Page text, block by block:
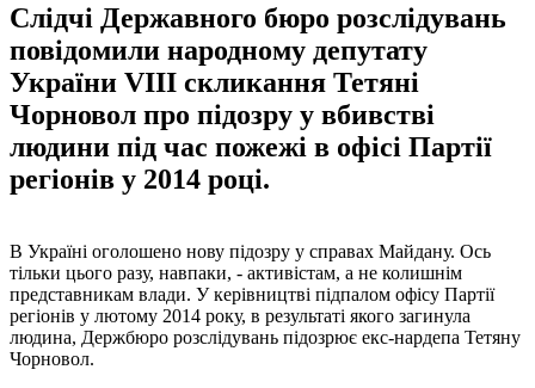
Слідчі Державного бюро розслідувань
повідомили народному депутату
України VIII скликання Тетяні
Чорновол про підозру у вбивстві
людини під час пожежі в офісі Партії
регіонів у 2014 році.
В Україні оголошено нову підозру у справах Майдану. Ось
тільки цього разу, навпаки, - активістам, а не колишнім
представникам влади. У керівництві підпалом офісу Партії
регіонів у лютому 2014 року, в результаті якого загинула
людина, Держбюро розслідувань підозрює екс-нардепа Тетяну
Чорновол.